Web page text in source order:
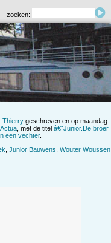
zoeken:
Thierry geschreven en op maandag
Actua , met de titel â€˜Junior.De broer
een vechter.
Junior Bauwens Wouter Woussen